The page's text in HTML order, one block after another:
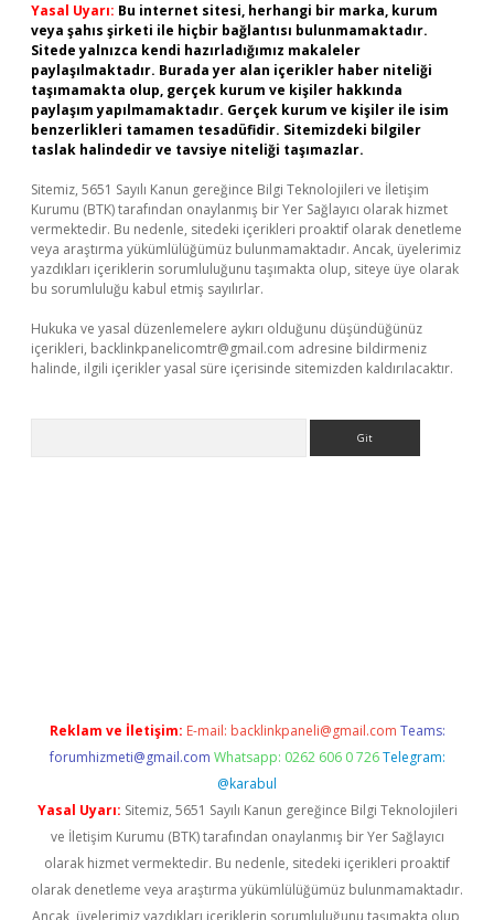
Yasal Uyarı: Bu internet sitesi, herhangi bir marka, kurum
veya şahıs şirketi ile hiçbir bağlantısı bulunmamaktadır.
Sitede yalnızca kendi hazırladığımız makaleler
paylaşılmaktadır. Burada yer alan içerikler haber niteliği
taşımamakta olup, gerçek kurum ve kişiler hakkında
paylaşım yapılmamaktadır. Gerçek kurum ve kişiler ile isim
benzerlikleri tamamen tesadüfidir. Sitemizdeki bilgiler
taslak halindedir ve tavsiye niteliği taşımazlar.
Sitemiz, 5651 Sayılı Kanun gereğince Bilgi Teknolojileri ve İletişim
Kurumu (BTK) tarafından onaylanmış bir Yer Sağlayıcı olarak hizmet
vermektedir. Bu nedenle, sitedeki içerikleri proaktif olarak denetleme
veya araştırma yükümlülüğümüz bulunmamaktadır. Ancak, üyelerimiz
yazdıkları içeriklerin sorumluluğunu taşımakta olup, siteye üye olarak
bu sorumluluğu kabul etmiş sayılırlar.
Hukuka ve yasal düzenlemelere aykırı olduğunu düşündüğünüz
içerikleri, backlinkpanelicomtr@gmail.com adresine bildirmeniz
halinde, ilgili içerikler yasal süre içerisinde sitemizden kaldırılacaktır.
Reklam ve İletişim: E-mail: backlinkpaneli@gmail.com Teams:
forumhizmeti@gmail.com Whatsapp: 0262 606 0 726 Telegram:
@karabul
Yasal Uyarı: Sitemiz, 5651 Sayılı Kanun gereğince Bilgi Teknolojileri
ve İletişim Kurumu (BTK) tarafından onaylanmış bir Yer Sağlayıcı
olarak hizmet vermektedir. Bu nedenle, sitedeki içerikleri proaktif
olarak denetleme veya araştırma yükümlülüğümüz bulunmamaktadır.
Ancak, üyelerimiz yazdıkları içeriklerin sorumluluğunu taşımakta olup,